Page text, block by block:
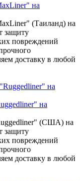
на
(Таиланд) на
защиту
повреждений
доставку в любой
на
(США) на
защиту
повреждений
доставку в любой